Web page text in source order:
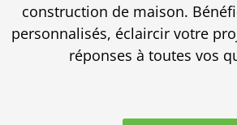
construction de maison.
personnalisés, éclaircir votre
réponses à toutes vos